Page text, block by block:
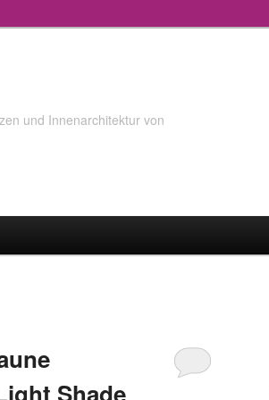
und Innenarchitektur von